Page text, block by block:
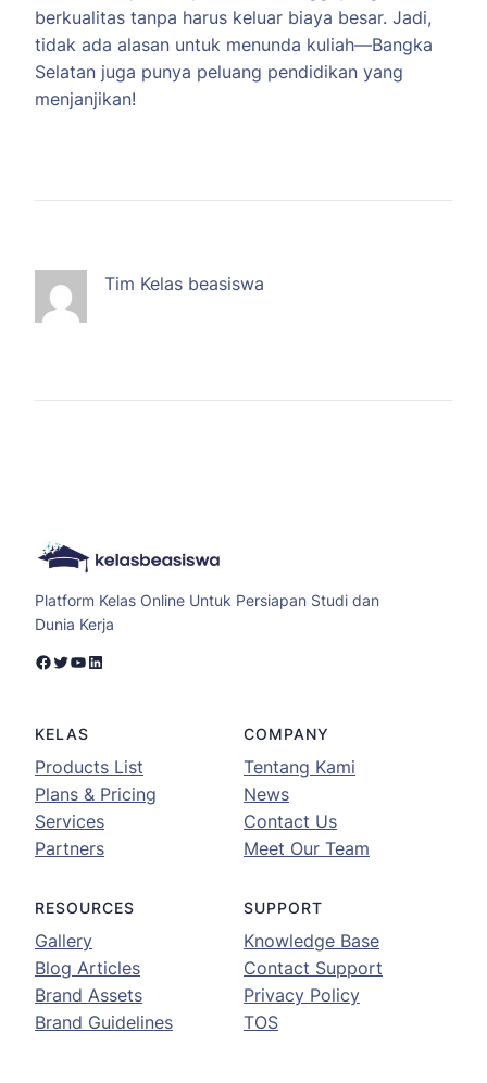
berkualitas tanpa harus keluar biaya besar. Jadi,
tidak ada alasan untuk menunda kuliah—Bangka
Selatan juga punya peluang pendidikan yang
menjanjikan!
Tim Kelas beasiswa
Platform Kelas Online Untuk Persiapan Studi dan
Dunia Kerja
Facebook Twitter YouTube LinkedIn
KELAS
Products List
Plans & Pricing
Services
Partners
COMPANY
Tentang Kami
News
Contact Us
Meet Our Team
RESOURCES
Gallery
Blog Articles
Brand Assets
Brand Guidelines
SUPPORT
Knowledge Base
Contact Support
Privacy Policy
TOS